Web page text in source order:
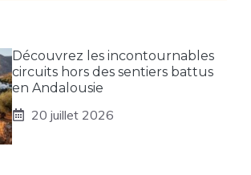
Découvrez les incontournables
circuits hors des sentiers battus
en Andalousie
20 juillet 2026